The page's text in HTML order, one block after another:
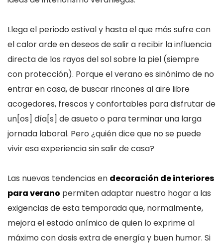
Llega el periodo estival y hasta el que más sufre con
el calor arde en deseos de salir a recibir la influencia
directa de los rayos del sol sobre la piel (siempre
con protección). Porque el verano es sinónimo de no
entrar en casa, de buscar rincones al aire libre
acogedores, frescos y confortables para disfrutar de
un[os] día[s] de asueto o para terminar una larga
jornada laboral. Pero ¿quién dice que no se puede
vivir esa experiencia sin salir de casa?
Las nuevas tendencias en decoración de interiores
para verano permiten adaptar nuestro hogar a las
exigencias de esta temporada que, normalmente,
mejora el estado anímico de quien lo exprime al
máximo con dosis extra de energía y buen humor. Si